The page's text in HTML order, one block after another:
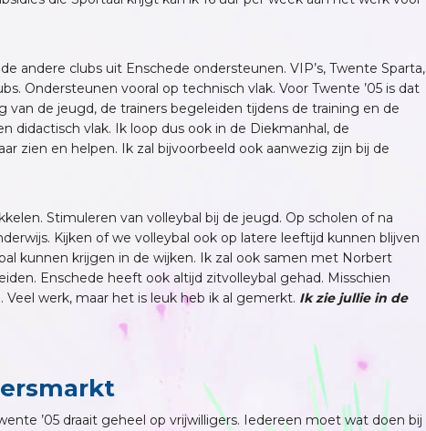
andere clubs uit Enschede ondersteunen. VIP’s, Twente Sparta,
Ondersteunen vooral op technisch vlak. Voor Twente ’05 is dat
de jeugd, de trainers begeleiden tijdens de training en de
didactisch vlak. Ik loop dus ook in de Diekmanhal, de
zien en helpen. Ik zal bijvoorbeeld ook aanwezig zijn bij de
Stimuleren van volleybal bij de jeugd. Op scholen of na
Kijken of we volleybal ook op latere leeftijd kunnen blijven
kunnen krijgen in de wijken. Ik zal ook samen met Norbert
Enschede heeft ook altijd zitvolleybal gehad. Misschien
werk, maar het is leuk heb ik al gemerkt. Ik zie jullie in de
’05 draait geheel op vrijwilligers. Iedereen moet wat doen bij